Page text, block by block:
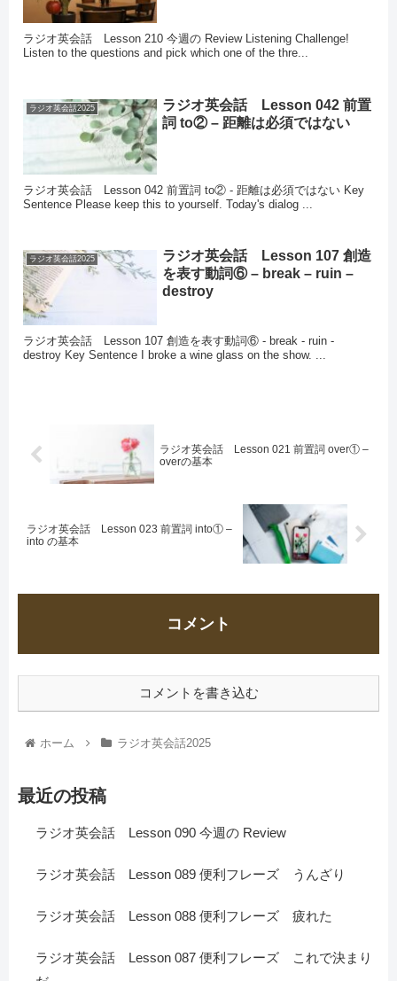
ラジオ英会話 Lesson 210 今週の Review Listening Challenge!
Listen to the questions and pick which one of the thre...
ラジオ英会話2025
ラジオ英会話 Lesson 042 前置
詞 to② – 距離は必須ではない
ラジオ英会話 Lesson 042 前置詞 to② - 距離は必須ではない Key
Sentence Please keep this to yourself. Today's dialog ...
ラジオ英会話2025
ラジオ英会話 Lesson 107 創造
を表す動詞⑥ – break – ruin –
destroy
ラジオ英会話 Lesson 107 創造を表す動詞⑥ - break - ruin -
destroy Key Sentence I broke a wine glass on the show. ...
ラジオ英会話 Lesson 021 前置詞 over① –
overの基本
ラジオ英会話 Lesson 023 前置詞 into① –
into の基本
コメント
コメントを書き込む
ホーム ラジオ英会話2025
最近の投稿
ラジオ英会話 Lesson 090 今週の Review
ラジオ英会話 Lesson 089 便利フレーズ うんざり
ラジオ英会話 Lesson 088 便利フレーズ 疲れた
ラジオ英会話 Lesson 087 便利フレーズ これで決まり